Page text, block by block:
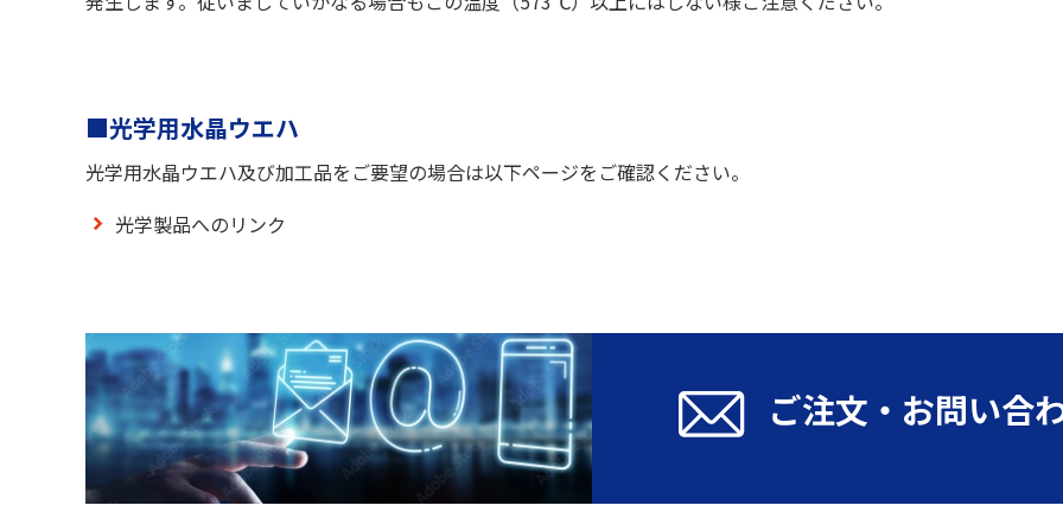
■光学用水晶ウエハ
光学用水晶ウエハ及び加工品をご要望の場合は以下ページをご確認ください。
光学製品へのリンク
ご注文・お問い合